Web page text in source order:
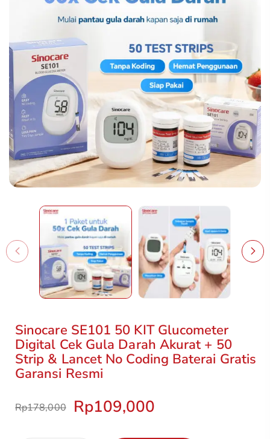
Sinocare SE101 50 KIT Glucometer
Digital Cek Gula Darah Akurat + 50
Strip & Lancet No Coding Baterai Gratis
Garansi Resmi
Rp178,000 Rp109,000